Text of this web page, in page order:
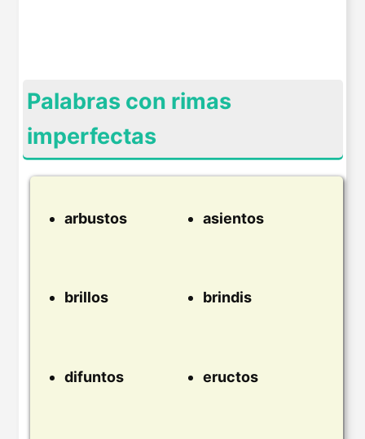
Palabras con rimas
imperfectas
arbustos asientos
brillos brindis
difuntos eructos